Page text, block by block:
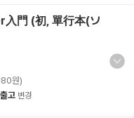
門 (初, 單行本(ソ
원)
고 변경